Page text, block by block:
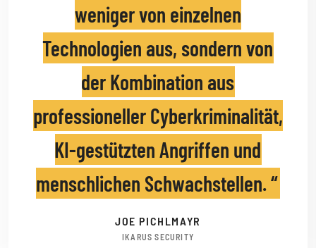
weniger von einzelnen
Technologien aus, sondern von
der Kombination aus
professioneller Cyberkriminalität,
KI-gestützten Angriffen und
menschlichen Schwachstellen.
JOE PICHLMAYR
IKARUS SECURITY